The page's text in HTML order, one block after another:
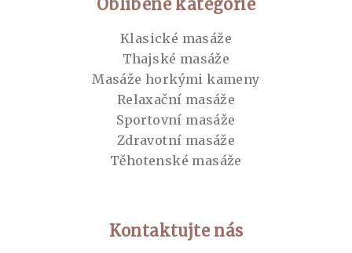
Oblíbené kategorie
Klasické masáže
Thajské masáže
Masáže horkými kameny
Relaxační masáže
Sportovní masáže
Zdravotní masáže
Těhotenské masáže
Kontaktujte nás